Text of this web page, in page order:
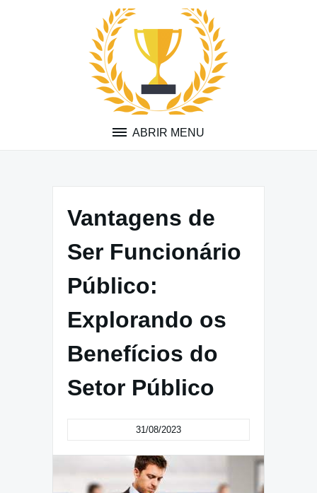
ABRIR MENU
Vantagens de
Ser Funcionário
Público:
Explorando os
Benefícios do
Setor Público
31/08/2023